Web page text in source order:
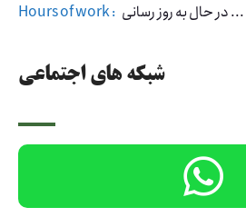
شبکه های اجتماعی
Hours of work :
در حال به روز رسانی ...